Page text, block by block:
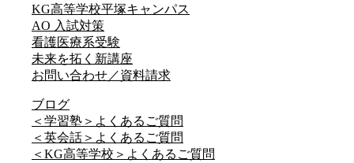
KG高等学校平塚キャンパス
AO 入試対策
看護医療系受験
未来を拓く新講座
お問い合わせ／資料請求
ブログ
＜学習塾＞よくあるご質問
＜英会話＞よくあるご質問
＜KG高等学校＞よくあるご質問